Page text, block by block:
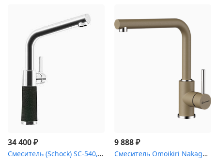
34 400₽
Смеситель (Schock) SC-540, Cristalite хром/оникс
9 888₽
Смеситель Omoikiri Nakagawa-CA латунь/гранит/карамель